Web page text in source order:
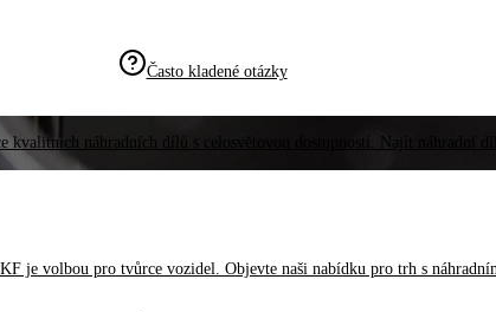
Často kladené otázky
kvalitních náhradních dílů s celosvětovou dostupností. Najít náhradní
je volbou pro tvůrce vozidel. Objevte naši nabídku pro trh s